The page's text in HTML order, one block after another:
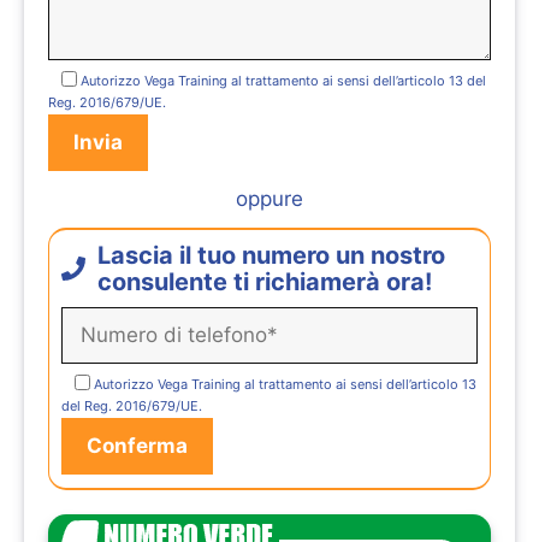
Autorizzo Vega Training al trattamento ai sensi dell’articolo 13 del
Reg. 2016/679/UE.
oppure
Lascia il tuo numero un nostro
consulente ti richiamerà ora!
Autorizzo Vega Training al trattamento ai sensi dell’articolo 13
del Reg. 2016/679/UE.